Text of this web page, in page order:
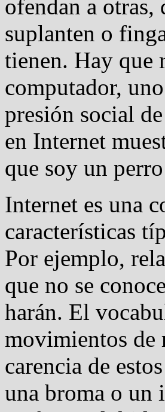
ofendan a otras,
suplanten o
tienen. Hay que
computador,
presión social
en Internet
que soy un
Internet es una
características
Por ejemplo,
que no se
harán. El
movimientos de
carencia de
una broma o un